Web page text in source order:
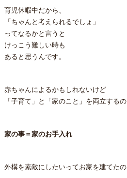
育児休暇中だから、
「ちゃんと考えられるでしょ」
ってなるかと言うと
けっこう難しい時も
あると思うんです。
赤ちゃんによるかもしれないけど
「子育て」と「家のこと」を両立する
家の事＝家のお手入れ
外構を素敵にしたいってお家を建てた